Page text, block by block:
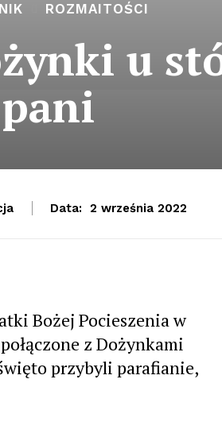
ROZMAITOŚCI
u
pani
Data: 2 września 2022
Bożej Pocieszenia w
z Dożynkami
przybyli parafianie,